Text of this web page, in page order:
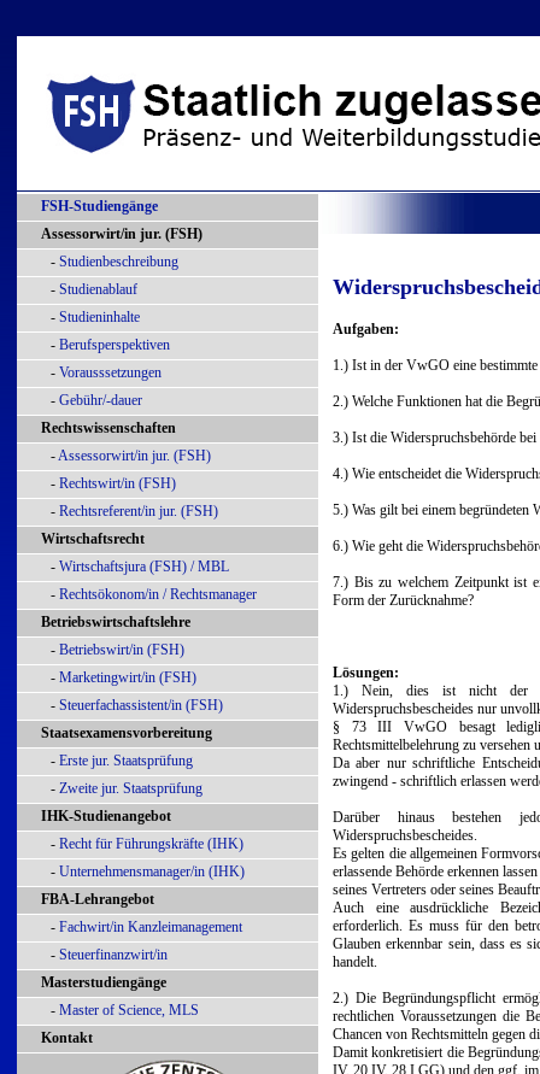
FSH-Studiengänge
Assessorwirt/in jur. (FSH)
- Studienbeschreibung
- Studienablauf
- Studieninhalte
- Berufsperspektiven
- Vorausssetzungen
- Gebühr/-dauer
Rechtswissenschaften
-Assessorwirt/in jur. (FSH)
- Rechtswirt/in (FSH)
- Rechtsreferent/in jur. (FSH)
Wirtschaftsrecht
- Wirtschaftsjura (FSH) / MBL
- Rechtsökonom/in / Rechtsmanager
Betriebswirtschaftslehre
- Betriebswirt/in (FSH)
- Marketingwirt/in (FSH)
- Steuerfachassistent/in (FSH)
Staatsexamensvorbereitung
- Erste jur. Staatsprüfung
- Zweite jur. Staatsprüfung
IHK-Studienangebot
- Recht für Führungskräfte (IHK)
- Unternehmensmanager/in (IHK)
FBA-Lehrangebot
- Fachwirt/in Kanzleimanagement
- Steuerfinanzwirt/in
Masterstudiengänge
- Master of Science, MLS
Kontakt
Aufgaben:
1.) Ist in der VwGO eine
2.) Welche Funktionen hat die
3.) Ist die Widerspruchsbehörde
4.) Wie entscheidet die
5.) Was gilt bei einem begründeten
6.) Wie geht die
7.) Bis zu welchem Zeitpunkt ist
Form der Zurücknahme?
Lösungen:
1.) Nein, dies ist nicht der
Widerspruchsbescheides nur
§ 73 III VwGO besagt
Rechtsmittelbelehrung zu versehen
Da aber nur schriftliche
zwingend - schriftlich erlassen
Darüber hinaus bestehen
Widerspruchsbescheides.
Es gelten die allgemeinen
erlassende Behörde erkennen
seines Vertreters oder seines
Auch eine ausdrückliche
erforderlich. Es muss für den
Glauben erkennbar sein, dass es
handelt.
2.) Die Begründungspflicht
rechtlichen Voraussetzungen die
Chancen von Rechtsmitteln gegen
Damit konkretisiert die
IV, 20 IV, 28 I GG) und den ggf.